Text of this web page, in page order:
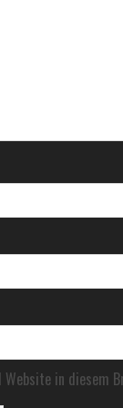
Website in diesem